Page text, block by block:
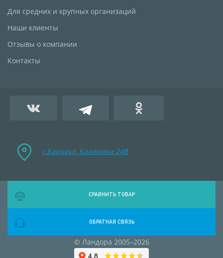
Для средних и крупных организаций
Наши клиенты
Отзывы о компании
Контакты
г.Барнаул, Калинина 24B
© Ландора 2005–2026
СРАВНИТЬ ТОВАР
ОБРАТНАЯ СВЯЗЬ